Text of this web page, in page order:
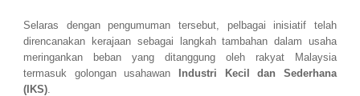
Selaras dengan pengumuman tersebut, pelbagai inisiatif telah
direncanakan kerajaan sebagai langkah tambahan dalam usaha
meringankan beban yang ditanggung oleh rakyat Malaysia
termasuk golongan usahawan
Industri Kecil dan Sederhana
(IKS).